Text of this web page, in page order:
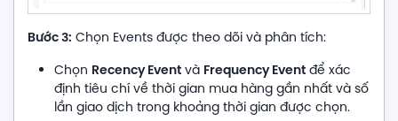
Bước 3: Chọn Events được theo dõi và phân tích:
Chọn Recency Eventvà Frequency Eventđể xác
định tiêu chí về thời gian mua hàng gần nhất và số
lần giao dịch trong khoảng thời gian được chọn.